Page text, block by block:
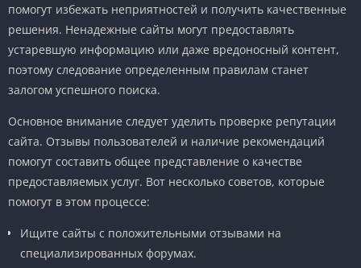
помогут избежать неприятностей и получить качественные
решения. Ненадежные сайты могут предоставлять
устаревшую информацию или даже вредоносный контент,
поэтому следование определенным правилам станет
залогом успешного поиска.
Основное внимание следует уделить проверке репутации
сайта. Отзывы пользователей и наличие рекомендаций
помогут составить общее представление о качестве
предоставляемых услуг. Вот несколько советов, которые
помогут в этом процессе:
Ищите сайты с положительными отзывами на
специализированных форумах.